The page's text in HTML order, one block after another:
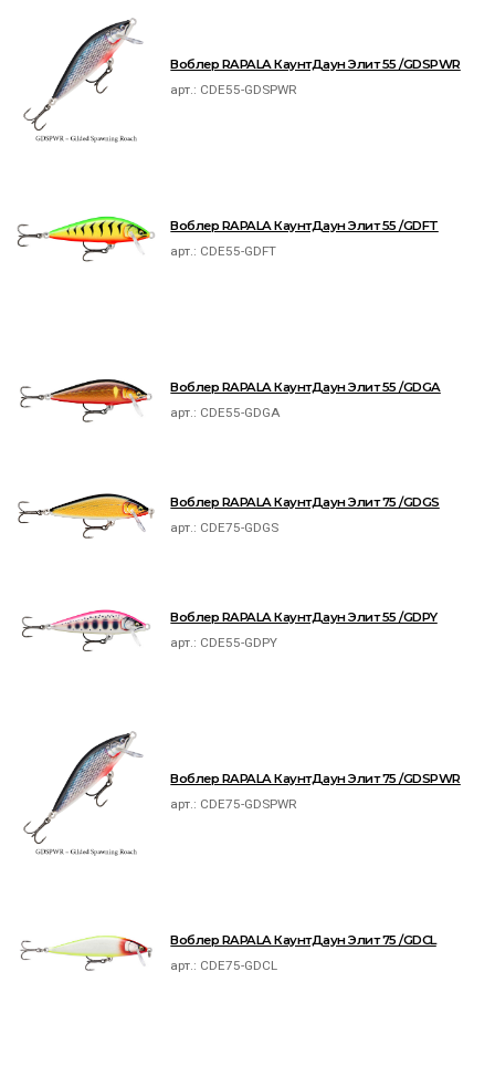
Воблер RAPALA КаунтДаун Элит 55 /GDSPWR
арт.: CDE55-GDSPWR
Воблер RAPALA КаунтДаун Элит 55 /GDFT
арт.: CDE55-GDFT
Воблер RAPALA КаунтДаун Элит 55 /GDGA
арт.: CDE55-GDGA
Воблер RAPALA КаунтДаун Элит 75 /GDGS
арт.: CDE75-GDGS
Воблер RAPALA КаунтДаун Элит 55 /GDPY
арт.: CDE55-GDPY
Воблер RAPALA КаунтДаун Элит 75 /GDSPWR
арт.: CDE75-GDSPWR
Воблер RAPALA КаунтДаун Элит 75 /GDCL
арт.: CDE75-GDCL